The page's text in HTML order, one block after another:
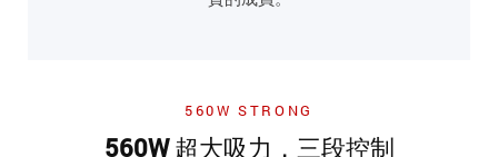
560W STRONG
560W 超大吸力，三段控制